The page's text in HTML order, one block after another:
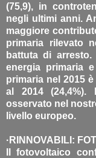
(75,9), in
negli ultimi anni.
maggiore
primaria rilevato
battuta di
energia primaria
primaria nel 2015
al 2014 (24,4%).
osservato nel
livello europeo.
·RINNOVABILI:
Il fotovoltaico